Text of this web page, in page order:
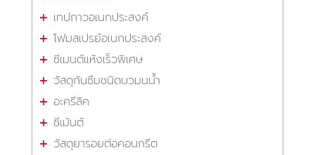
เทปกาวอเนกประสงค์
โฟมสเปรย์อเนกประสงค์
ซีเมนต์แห้งเร็วพิเศษ
วัสดุกันซึมชนิดบวมนน้ำ
อะครีลิค
ซีเม้นต์
วัสดุยารอยต่อคอนกรีต